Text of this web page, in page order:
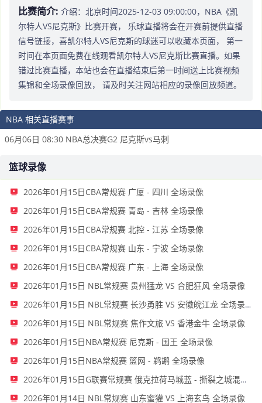
比赛简介: 介绍：北京时间2025-12-03 09:00:00，NBA《凯
尔特人VS尼克斯》比赛开赛， 乐球直播将会在开赛前提供直播
信号链接，喜凯尔特人VS尼克斯的球迷可以收藏本页面， 第一
时间在本页面免费在线观看凯尔特人VS尼克斯比赛直播。如果
错过比赛直播，本站也会在直播结束后第一时间送上比赛视频
集锦和全场录像回放， 请及时关注网站相应的录像回放频道。
NBA 相关直播赛事
06月06日 08:30 NBA总决赛G2 尼克斯vs马刺
篮球录像
2026年01月15日CBA常规赛 广厦 - 四川 全场录像
2026年01月15日CBA常规赛 青岛 - 吉林 全场录像
2026年01月15日CBA常规赛 北控 - 江苏 全场录像
2026年01月15日CBA常规赛 山东 - 宁波 全场录像
2026年01月15日CBA常规赛 广东 - 上海 全场录像
2026年01月15日 NBL常规赛 贵州猛龙 VS 合肥狂风 全场录像
2026年01月15日 NBL常规赛 长沙勇胜 VS 安徽皖江龙 全场录像
2026年01月15日 NBL常规赛 焦作文旅 VS 香港金牛 全场录像
2026年01月15日NBA常规赛 尼克斯 - 国王 全场录像
2026年01月15日NBA常规赛 篮网 - 鹈鹕 全场录像
2026年01月15日G联赛常规赛 俄克拉荷马城蓝 - 撕裂之城混音 全场录像
2026年01月14日 NBL常规赛 山东蜜獾 VS 上海玄鸟 全场录像